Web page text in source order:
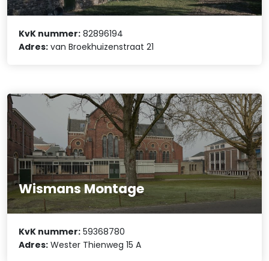
KvK nummer: 82896194
Adres: van Broekhuizenstraat 21
Wismans Montage
KvK nummer: 59368780
Adres: Wester Thienweg 15 A